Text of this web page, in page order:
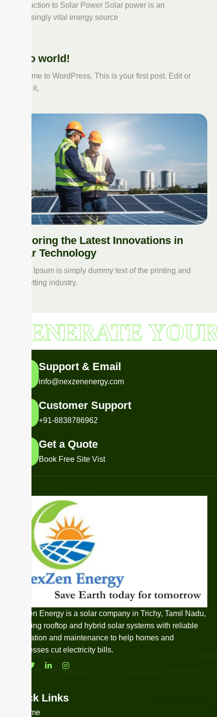
Introduction to Solar Power Solar power is an
increasingly vital energy source
Hello world!
Welcome to WordPress. This is your first post. Edit or
delete it,
Exploring the Latest Innovations in
Solar Technology
Lorem Ipsum is simply dummy text of the printing and
typesetting industry.
GENERATE
Support & Email
info@nexzenenergy.com
Customer Support
+91-8838786962
Get a Quote
Book Free Site Vist
NexZen Energy is a solar company in Trichy, Tamil Nadu,
providing rooftop and hybrid solar systems with reliable
installation and maintenance to help homes and
businesses cut electricity bills.
Quick Links
Home